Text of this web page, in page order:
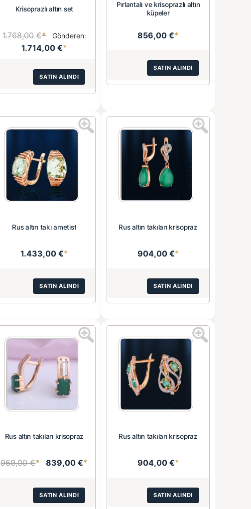
Krisoprazlı altın set
1.768,00 €* Gönderen:
1.714,00 €*
SATIN ALINDI
Pırlantalı ve krisoprazlı altın
küpeler
856,00 €*
SATIN ALINDI
Rus altın takı ametist
1.433,00 €*
SATIN ALINDI
Rus altın takıları krisopraz
904,00 €*
SATIN ALINDI
Rus altın takıları krisopraz
969,00 €* 839,00 €*
SATIN ALINDI
Rus altın takıları krisopraz
904,00 €*
SATIN ALINDI